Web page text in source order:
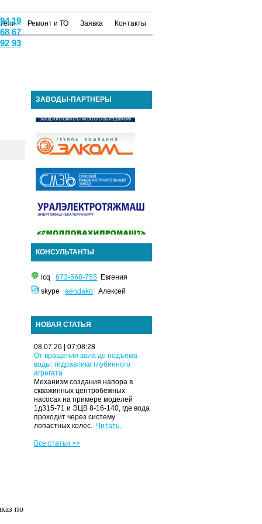
19
67
93
Ремонт и ТО Заявка Контакты
по
ЗАВОДЫ-ПАРТНЕРЫ
КОНСУЛЬТАНТЫ
icq673-568-755 Евгения
skypeaendako Алексей
НОВАЯ СТАТЬЯ
08.07.26 | 07:08:28
От вращения вала до подъема
воды: гидравлика глубинного
агрегата
Механизм создания напора в
скважинных центробежных
насосах на примере моделей
1д315-71 и ЭЦВ 8-16-140, где вода
проходит через систему
лопастных колес. Читать..
Все статьи >>